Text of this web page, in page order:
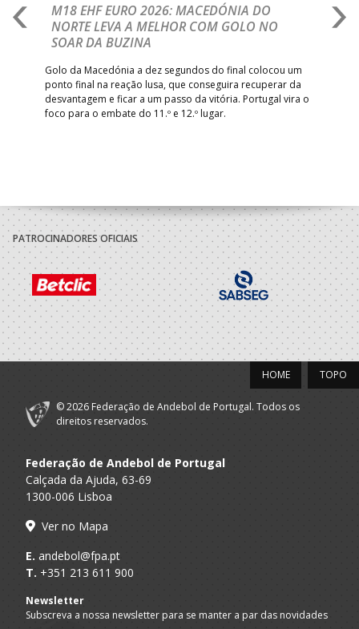
M18 EHF EURO 2026: MACEDÓNIA DO
NORTE LEVA A MELHOR COM GOLO NO
SOAR DA BUZINA
Golo da Macedónia a dez segundos do final colocou um
ponto final na reação lusa, que conseguira recuperar da
desvantagem e ficar a um passo da vitória. Portugal vira o
foco para o embate do 11.º e 12.º lugar.
PATROCINADORES OFICIAIS
TOPO
HOME
© 2026 Federação de Andebol de Portugal. Todos os
direitos reservados.
Federação de Andebol de Portugal
Calçada da Ajuda, 63-69
1300-006 Lisboa
Ver no Mapa
E. andebol@fpa.pt
T. +351 213 611 900
Newsletter
Subscreva a nossa newsletter para se manter a par das novidades